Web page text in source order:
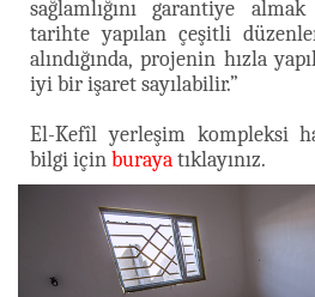
sağlamlığını garantiye
tarihte yapılan çeşitli
alındığında, projenin hızla
iyi bir işaret sayılabilir.”
El-Kefîl yerleşim kompleksi
bilgi içinburayatıklayınız.